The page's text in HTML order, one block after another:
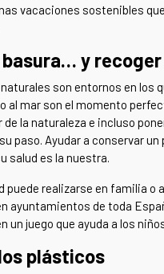
vacaciones sostenibles
basura… y
son entornos en los
al mar son el momento
de la naturaleza e incluso
paso. Ayudar a conservar
salud es la nuestra.
puede realizarse en familia o
ayuntamientos de toda
un juego que ayuda a los
plásticos